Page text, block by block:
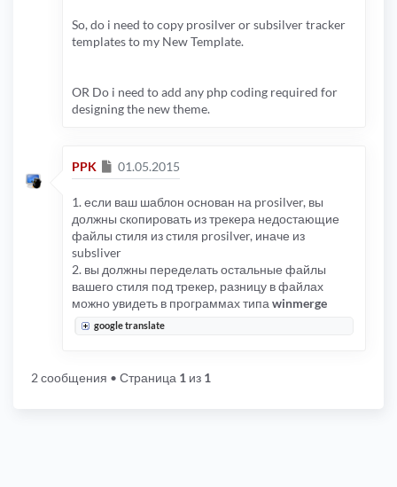
So, do i need to copy prosilver or subsilver tracker
templates to my New Template.
OR Do i need to add any php coding required for
designing the new theme.
PPK Сообщение
01.05.2015
1. если ваш шаблон основан на prosilver, вы
должны скопировать из трекера недостающие
файлы стиля из стиля prosilver, иначе из
subsliver
2. вы должны переделать остальные файлы
вашего стиля под трекер, разницу в файлах
можно увидеть в программах типа winmerge
google translate
2 сообщения • Страница 1 из 1